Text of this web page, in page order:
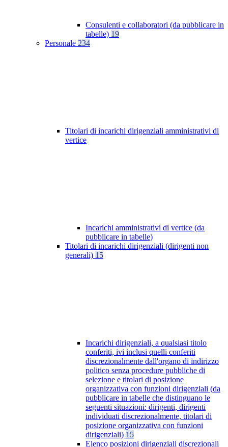
Consulenti e collaboratori (da pubblicare in
tabelle) 19
Personale 234
Titolari di incarichi dirigenziali amministrativi di
vertice
Incarichi amministrativi di vertice (da
pubblicare in tabelle)
Titolari di incarichi dirigenziali (dirigenti non
generali) 15
Incarichi dirigenziali, a qualsiasi titolo
conferiti, ivi inclusi quelli conferiti
discrezionalmente dall'organo di indirizzo
politico senza procedure pubbliche di
selezione e titolari di posizione
organizzativa con funzioni dirigenziali (da
pubblicare in tabelle che distinguano le
seguenti situazioni: dirigenti, dirigenti
individuati discrezionalmente, titolari di
posizione organizzativa con funzioni
dirigenziali) 15
Elenco posizioni dirigenziali discrezionali